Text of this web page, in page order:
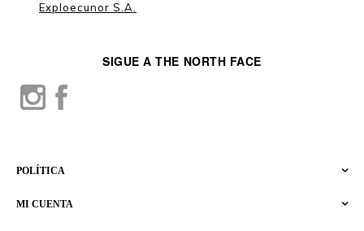
MI CUENTA
POLÍTICA
SIGUE A THE NORTH FACE
Exploecunor S.A.